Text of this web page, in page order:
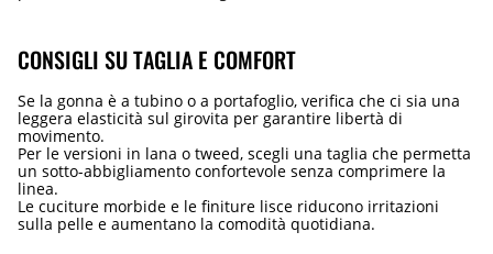
CONSIGLI SU TAGLIA E COMFORT
Se la gonna è a tubino o a portafoglio, verifica che ci sia una
leggera elasticità sul girovita per garantire libertà di
movimento.
Per le versioni in lana o tweed, scegli una taglia che permetta
un sotto-abbigliamento confortevole senza comprimere la
linea.
Le cuciture morbide e le finiture lisce riducono irritazioni
sulla pelle e aumentano la comodità quotidiana.